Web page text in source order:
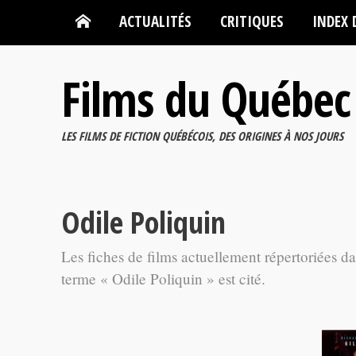
ACTUALITÉS CRITIQUES INDEX
Films du Québec
LES FILMS DE FICTION QUÉBÉCOIS, DES ORIGINES À NOS JOURS
Odile Poliquin
Les fiches de films actuellement répertoriées
terme « Odile Poliquin » est cité.